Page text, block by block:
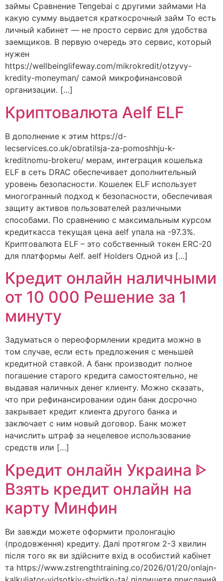
займы Сравнение Tengebai с другими займами На
какую сумму выдается краткосрочный займ То есть
личный кабинет — не просто сервис для удобства
заемщиков. В первую очередь это сервис, который
нужен
https://wellbeinglifeway.com/mikrokredit/otzyvy-
kredity-moneyman/ самой микрофинансовой
организации. […]
Криптовалюта Aelf ELF
В дополнение к этим https://d-
lecservices.co.uk/obratilsja-za-pomoshhju-k-
kreditnomu-brokeru/ мерам, интеграция кошелька
ELF в сеть DRAC обеспечивает дополнительный
уровень безопасности. Кошелек ELF использует
многогранный подход к безопасности, обеспечивая
защиту активов пользователей различными
способами. По сравнению с максимальным курсом
кредиткасса текущая цена aelf упала на -97.3%.
Криптовалюта ELF – это собственный токен ERC-20
для платформы Aelf. aelf Holders Одной из […]
Кредит онлайн наличными
от 10 000 Решение за 1
минуту
Задуматься о переоформлении кредита можно в
том случае, если есть предложения с меньшей
кредитной ставкой. А банк производит полное
погашение старого кредита самостоятельно, не
выдавая наличных денег клиенту. Можно сказать,
что при рефинансировании один банк досрочно
закрывает кредит клиента другого банка и
заключает с ним новый договор. Банк может
начислить штраф за нецелевое использование
средств или […]
Кредит онлайн Украина ᐈ
Взять кредит онлайн на
карту Минфин
Ви завжди можете оформити пролонгацію
(продовження) кредиту. Далі протягом 2-3 хвилин
після того як ви здійсните вхід в особистий кабінет
та https://www.zstrengthtraining.co/2026/01/20/onlajn-